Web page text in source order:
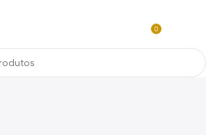
de Arte Exclusivas
0